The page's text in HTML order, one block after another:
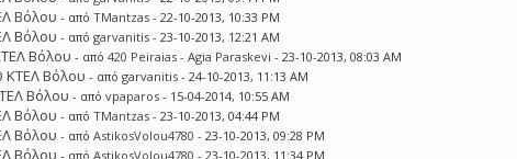
Βόλου - απόTMantzas - 22-10-2013, 10:33 PM
Βόλου - απόgarvanitis - 23-10-2013, 12:21 AM
Βόλου - από420 Peiraias - Agia Paraskevi - 23-10-2013, 08:03 AM
ΚΤΕΛ Βόλου - απόgarvanitis - 24-10-2013, 11:13 AM
Βόλου - απόvpaparos - 15-04-2014, 10:55 AM
Βόλου - απόTMantzas - 23-10-2013, 04:44 PM
Βόλου - απόAstikosVolou4780 - 23-10-2013, 09:28 PM
Βόλου - απόAstikosVolou4780 - 23-10-2013, 11:34 PM